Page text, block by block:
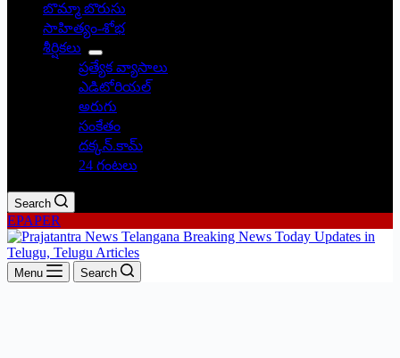
బొమ్మా బొరుసు
సాహిత్యం-శోభ
శీర్షికలు
ప్రత్యేక వ్యాసాలు
ఎడిటోరియల్
అరుగు
సంకేతం
దక్కన్.కామ్
24 గంటలు
Search
EPAPER
Menu Search